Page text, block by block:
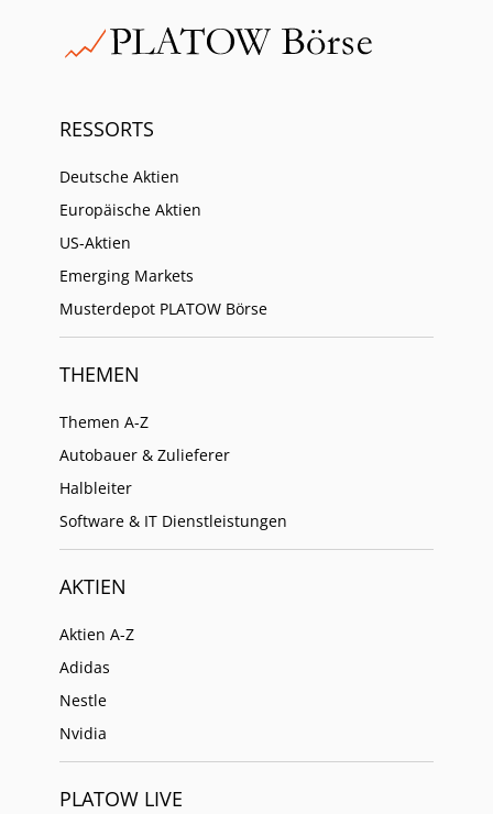
RESSORTS
Deutsche Aktien
Europäische Aktien
US-Aktien
Emerging Markets
Musterdepot PLATOW Börse
THEMEN
Themen A-Z
Autobauer & Zulieferer
Halbleiter
Software & IT Dienstleistungen
AKTIEN
Aktien A-Z
Adidas
Nestle
Nvidia
PLATOW LIVE